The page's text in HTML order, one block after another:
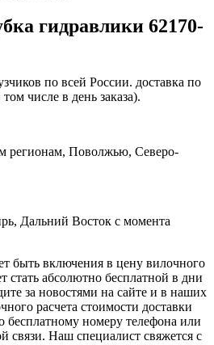
гидравлики 62170-
по всей России. доставка по
числе в день заказа).
регионам, Поволжью, Северо-
Дальний Восток с момента
быть включения в цену вилочного
стать абсолютно бесплатной в дни
за новостями на сайте и в наших
расчета стоимости доставки
бесплатному номеру телефона или
связи. Наш специалист свяжется с